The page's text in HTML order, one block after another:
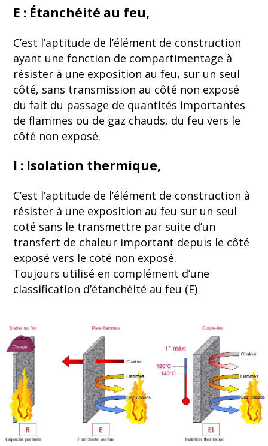
E : Étanchéité au feu,
C’est l’aptitude de l’élément de construction
ayant une fonction de compartimentage à
résister à une exposition au feu, sur un seul
côté, sans transmission au côté non exposé
du fait du passage de quantités importantes
de flammes ou de gaz chauds, du feu vers le
côté non exposé.
I : Isolation thermique,
C’est l’aptitude de l’élément de construction à
résister à une exposition au feu sur un seul
coté sans le transmettre par suite d’un
transfert de chaleur important depuis le côté
exposé vers le coté non exposé.
Toujours utilisé en complément d’une
classification d’étanchéité au feu (E)